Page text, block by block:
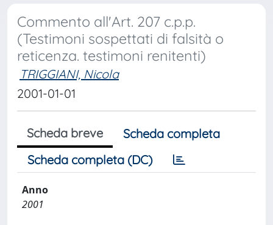
Commento all'Art. 207 c.p.p.
(Testimoni sospettati di falsità o
reticenza. testimoni renitenti)
TRIGGIANI, Nicola
2001-01-01
Scheda breve
Scheda completa
Scheda completa (DC)
Anno
2001